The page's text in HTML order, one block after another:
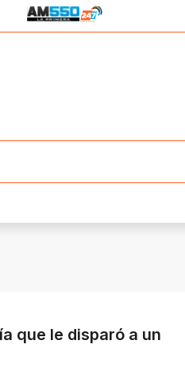
que le disparó a un